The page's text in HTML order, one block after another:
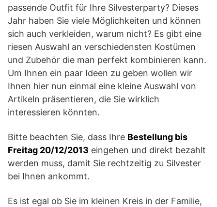
passende Outfit für Ihre Silvesterparty? Dieses
Jahr haben Sie viele Möglichkeiten und können
sich auch verkleiden, warum nicht? Es gibt eine
riesen Auswahl an verschiedensten Kostümen
und Zubehör die man perfekt kombinieren kann.
Um Ihnen ein paar Ideen zu geben wollen wir
Ihnen hier nun einmal eine kleine Auswahl von
Artikeln präsentieren, die Sie wirklich
interessieren könnten.
Bitte beachten Sie, dass Ihre Bestellung bis
Freitag 20/12/2013 eingehen und direkt bezahlt
werden muss, damit Sie rechtzeitig zu Silvester
bei Ihnen ankommt.
Es ist egal ob Sie im kleinen Kreis in der Familie,